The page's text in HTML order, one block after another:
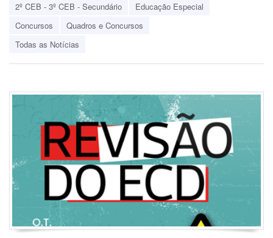
2º CEB - 3º CEB - Secundário
Educação Especial
Concursos
Quadros e Concursos
Todas as Notícias